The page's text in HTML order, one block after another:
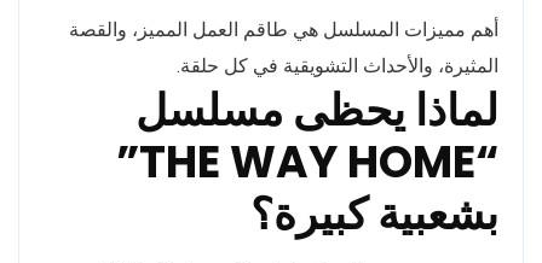
أهم مميزات المسلسل هي طاقم العمل المميز، والقصة
المثيرة، والأحداث التشويقية في كل حلقة.
لماذا يحظى مسلسل
“THE WAY HOME”
بشعبية كبيرة؟